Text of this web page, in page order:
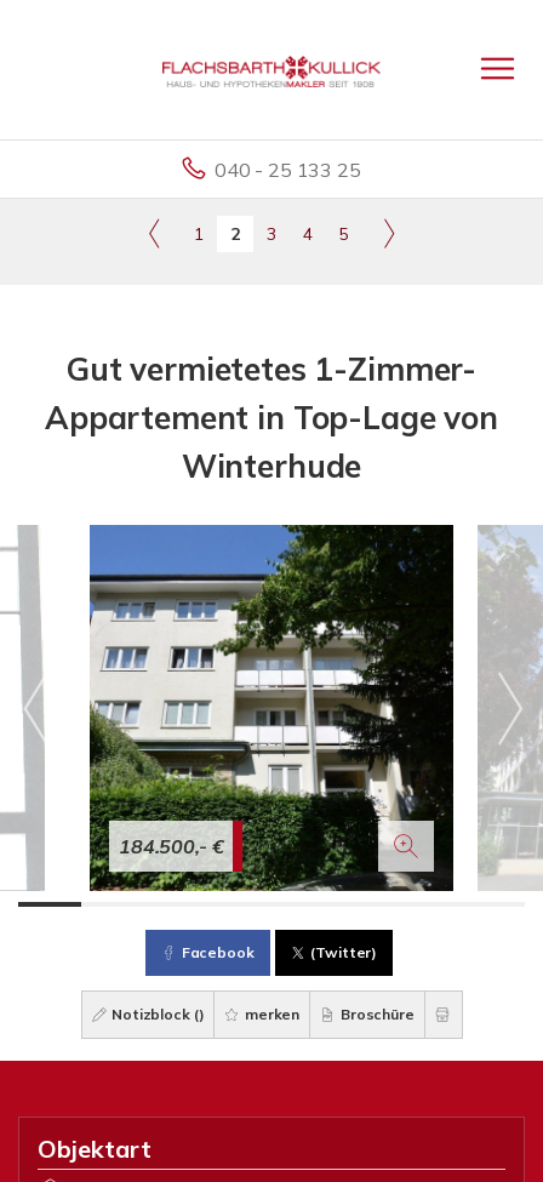
040 - 25 133 25
1 2 3 4 5
Gut vermietetes 1-Zimmer-
Appartement in Top-Lage von
Winterhude
184.500,- €
Facebook (Twitter)
Notizblock () merken Broschüre
Objektart